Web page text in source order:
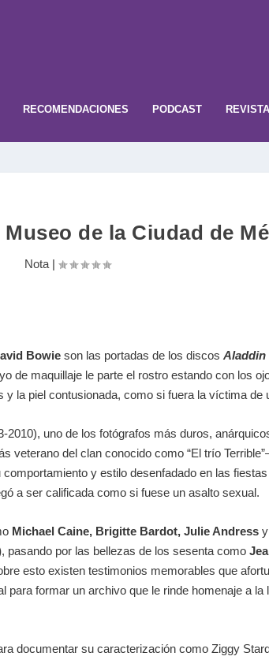
RECOMENDACIONES PODCAST
de la Ciudad de
Nota|
Bowie son las portadas de los discosAladdin
de maquillaje le parte el rostro estando con los
la piel contusionada, como si fuera la víctima de
2010), uno de los fotógrafos más duros,
veterano del clan conocido como “El trío
y estilo desenfadado en las
a ser calificada como si fuese un asalto sexual.
Michael Caine, Brigitte Bardot, Julie Andress
, pasando por las bellezas de los sesenta como
esto existen testimonios memorables que
formar un archivo que le rinde homenaje a
documentar su caracterización como Ziggy